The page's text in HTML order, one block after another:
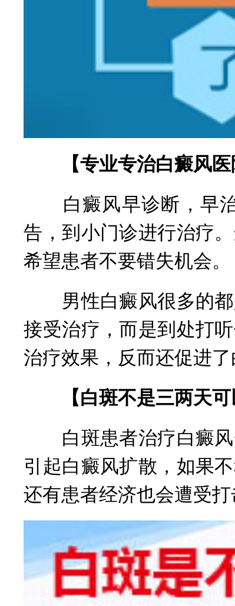
【专业专治白癜风医
白癜风早诊断，早治
告，到小门诊进行治疗
希望患者不要错失机会。
男性白癜风很多的都
接受治疗，而是到处打
治疗效果，反而还促进
【白斑不是三两天可
白斑患者治疗白癜风
引起白癜风扩散，如果
还有患者经济也会遭受